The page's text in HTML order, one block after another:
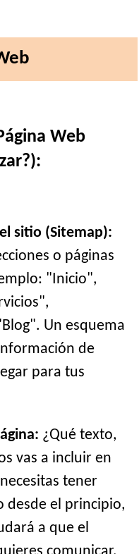
Web
sitio (Sitemap):
o páginas
"Inicio",
Un esquema
de
para tus
¿Qué texto,
vas a incluir en
tener
desde el principio,
a que el